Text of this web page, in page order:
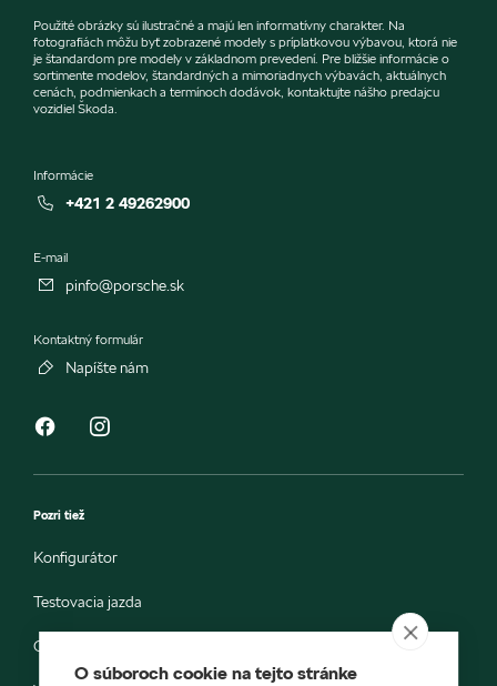
Použité obrázky sú ilustračné a majú len informatívny charakter. Na
fotografiách môžu byť zobrazené modely s príplatkovou výbavou, ktorá nie
je štandardom pre modely v základnom prevedení. Pre bližšie informácie o
sortimente modelov, štandardných a mimoriadnych výbavách, aktuálnych
cenách, podmienkach a termínoch dodávok, kontaktujte nášho predajcu
vozidiel Škoda.
Informácie
+421 2 49262900
E-mail
pinfo@porsche.sk
Kontaktný formulár
Napíšte nám
Pozri tiež
Konfigurátor
Testovacia jazda
Objednávka do servisu
O súboroch cookie na tejto stránke